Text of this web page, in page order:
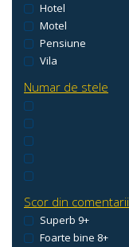
Hotel
Motel
Pensiune
Vila
Numar de stele
Scor din comentarii
Superb 9+
Foarte bine 8+